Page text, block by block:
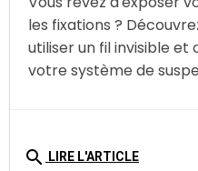
les fixations ?
utiliser un fil invisible
votre système de
search LIRE L'ARTICLE